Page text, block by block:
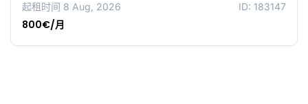
起租时间 8 Aug, 2026 ID: 183147
800€/月